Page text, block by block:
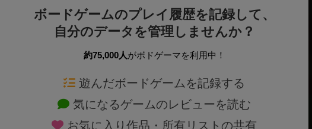
ボードゲームのプレイ履歴を記録して、
自分のデータを管理しませんか？
約75,000人がボドゲーマを利用中！
遊んだボードゲームを記録する
気になるゲームのレビューを読む
お気に入り作品・所有リストの共有
ボードゲームを検索する 新作・再入荷情報